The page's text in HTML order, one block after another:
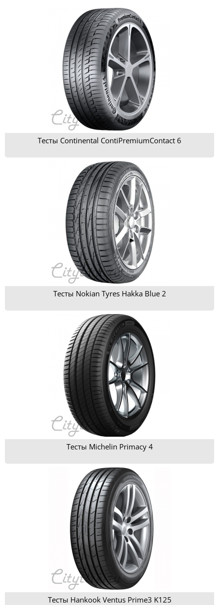
Тесты Continental ContiPremiumContact 6
Тесты Nokian Tyres Hakka Blue 2
Тесты Michelin Primacy 4
Тесты Hankook Ventus Prime3 K125